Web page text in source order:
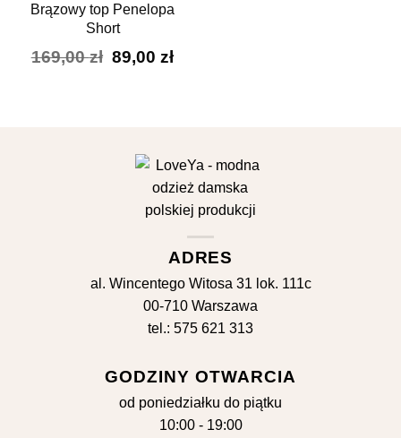
Brązowy top Penelopa
Short
169,00zł Pierwotna
89,00złAktualna
ADRES
al. Wincentego Witosa 31 lok. 111c
00-710 Warszawa
tel.: 575 621 313
GODZINY OTWARCIA
od poniedziałku do piątku
10:00 - 19:00